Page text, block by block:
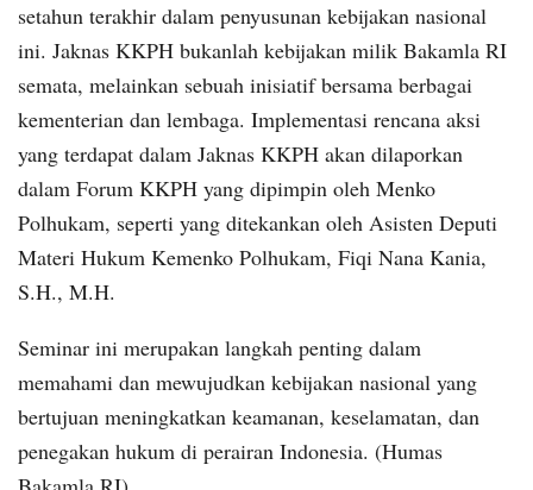
setahun terakhir dalam penyusunan kebijakan nasional
ini. Jaknas KKPH bukanlah kebijakan milik Bakamla RI
semata, melainkan sebuah inisiatif bersama berbagai
kementerian dan lembaga. Implementasi rencana aksi
yang terdapat dalam Jaknas KKPH akan dilaporkan
dalam Forum KKPH yang dipimpin oleh Menko
Polhukam, seperti yang ditekankan oleh Asisten Deputi
Materi Hukum Kemenko Polhukam, Fiqi Nana Kania,
S.H., M.H.
Seminar ini merupakan langkah penting dalam
memahami dan mewujudkan kebijakan nasional yang
bertujuan meningkatkan keamanan, keselamatan, dan
penegakan hukum di perairan Indonesia. (Humas